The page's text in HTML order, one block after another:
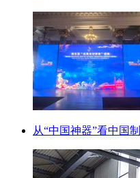
从“中国神器”看中国